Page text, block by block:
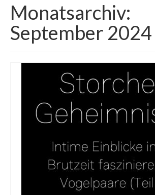
Monatsarchiv:
September 2024